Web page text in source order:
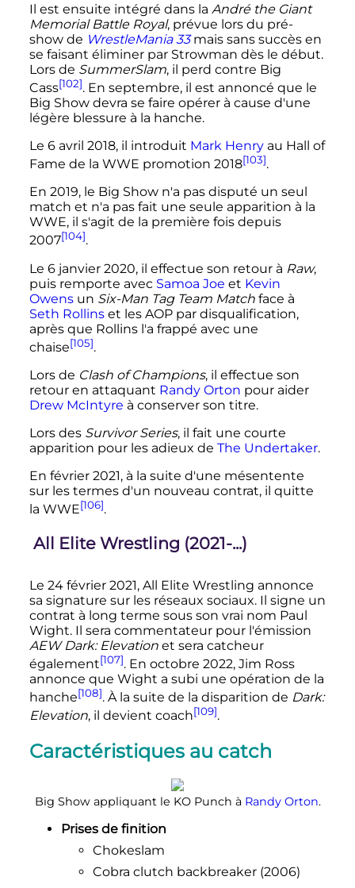
Il est ensuite intégré dans la André the Giant
Memorial Battle Royal, prévue lors du pré-
show de WrestleMania 33mais sans succès en
se faisant éliminer par Strowman dès le début.
Lors de SummerSlam, il perd contre Big
Cass[102]. En septembre, il est annoncé que le
Big Show devra se faire opérer à cause d'une
légère blessure à la hanche.
Le 6 avril 2018, il introduit Mark Henryau Hall of
Fame de la WWE promotion 2018[103].
En 2019, le Big Show n'a pas disputé un seul
match et n'a pas fait une seule apparition à la
WWE, il s'agit de la première fois depuis
2007[104].
Le 6 janvier 2020, il effectue son retour à Raw,
puis remporte avec Samoa Joe et Kevin
Owensun Six-Man Tag Team Matchface à
Seth Rollinset les AOP par disqualification,
après que Rollins l'a frappé avec une
chaise[105].
Lors de Clash of Champions, il effectue son
retour en attaquant Randy Orton pour aider
Drew McIntyre à conserver son titre.
Lors des Survivor Series, il fait une courte
apparition pour les adieux de The Undertaker.
En février 2021, à la suite d'une mésentente
sur les termes d'un nouveau contrat, il quitte
la WWE[106].
All Elite Wrestling (2021-...)
Le 24 février2021, All Elite Wrestling annonce
sa signature sur les réseaux sociaux. Il signe un
contrat à long terme sous son vrai nom Paul
Wight. Il sera commentateur pour l'émission
AEW Dark: Elevationet sera catcheur
également[107]. En octobre 2022, Jim Ross
annonce que Wight a subi une opération de la
hanche[108]. À la suite de la disparition de Dark:
Elevation, il devient coach[109].
Caractéristiques au catch
Big Show appliquant le KO Punch à Randy Orton.
Prises de finition
Chokeslam
Cobra clutch backbreaker (2006)